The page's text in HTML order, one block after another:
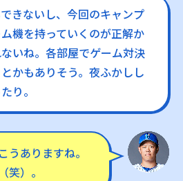
きないし、今回のキャンプ
機を持っていくのが正解か
いね。各部屋でゲーム対決
かもありそう。夜ふかしし
り。
うありますね。
笑）。